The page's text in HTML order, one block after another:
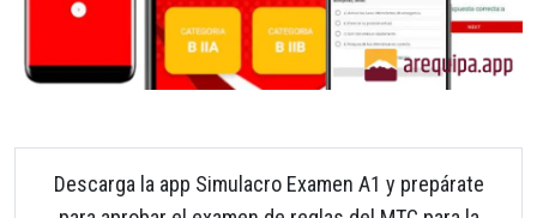
Descarga la app Simulacro Examen A1 y prepárate